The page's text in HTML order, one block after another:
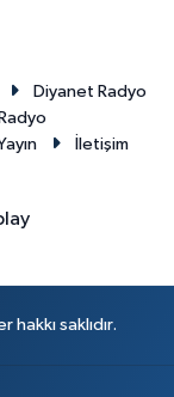
Diyanet Radyo
İletişim
saklıdır.